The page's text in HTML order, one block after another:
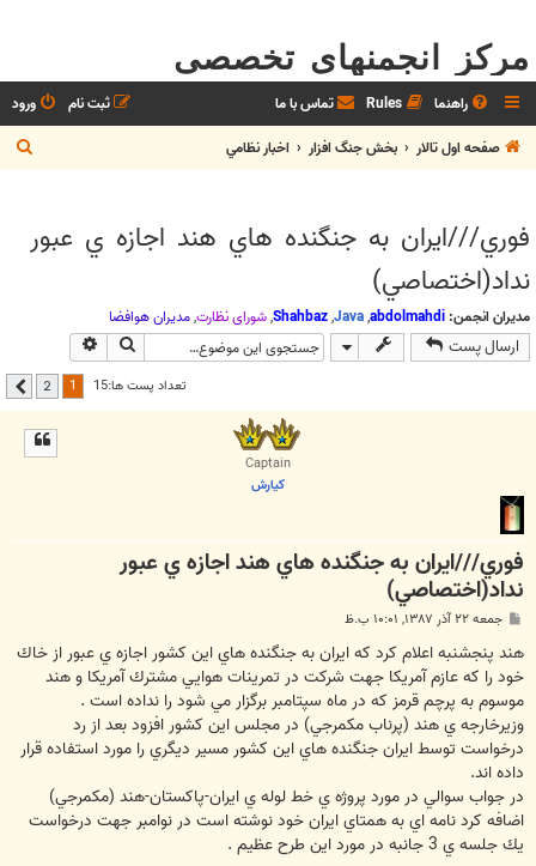
مرکز انجمنهای تخصصی
راهنما Rules تماس با ما ورود
ثبت نام
صفحه اول تالار
بخش جنگ افزار اخبار نظامي
ج
س
فوري///ايران به جنگنده هاي هند اجازه ي عبور
نداد(اختصاصي)
مدیران انجمن: abdolmahdi
,
Java
,
Shahbaz
,شوراي نظارت,مديران هوافضا
ارسال پست جستجو
تعداد پست ها:15 2 بعدی
Captain
كيارش
فوري///ايران به جنگنده هاي هند اجازه ي عبور
نداد(اختصاصي)
پ
ت
جمعه ۲۲ آذر ۱۳۸۷, ۱۰:۰۱ ب.ظ
هند پنجشنبه اعلام كرد كه ايران به جنگنده هاي اين كشور اجازه ي عبور از خاك
خود را كه عازم آمريكا جهت شركت در تمرينات هوايي مشترك آمريكا و هند
موسوم به پرچم قرمز كه در ماه سپتامبر برگزار مي شود را نداده است .
وزيرخارجه ي هند (پرناب مكمرجي) در مجلس اين كشور افزود بعد از رد
درخواست توسط ايران جنگنده هاي اين كشور مسير ديگري را مورد استفاده قرار
داده اند.
در جواب سوالي در مورد پروژه ي خط لوله ي ايران-پاكستان-هند (مكمرجي)
اضافه كرد نامه اي به همتاي ايران خود نوشته است در نوامبر جهت درخواست
يك جلسه ي 3 جانبه در مورد اين طرح عظيم .